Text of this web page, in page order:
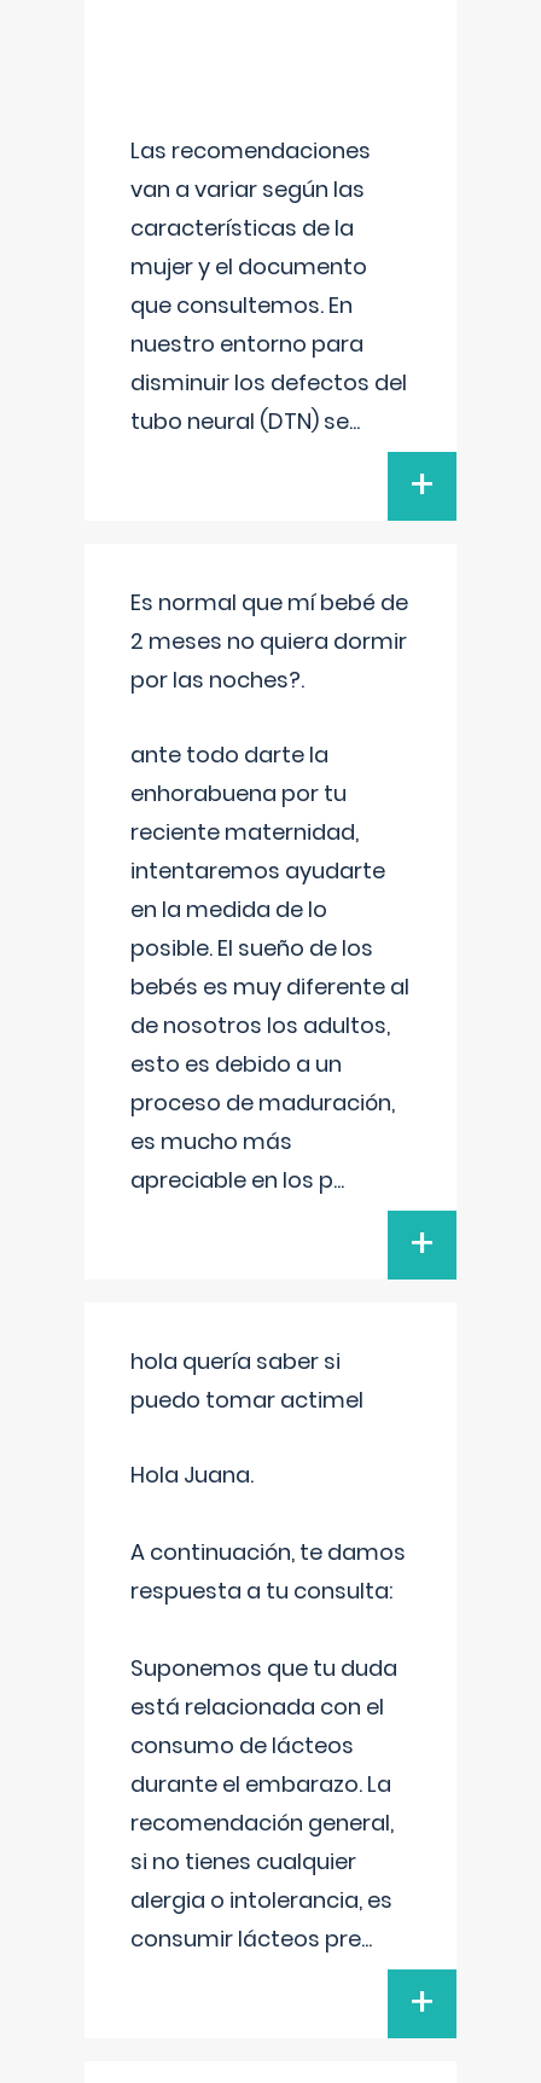
Las recomendaciones
van a variar según las
características de la
mujer y el documento
que consultemos. En
nuestro entorno para
disminuir los defectos del
tubo neural (DTN) se...
+
Es normal que mí bebé de
2 meses no quiera dormir
por las noches?.
ante todo darte la
enhorabuena por tu
reciente maternidad,
intentaremos ayudarte
en la medida de lo
posible. El sueño de los
bebés es muy diferente al
de nosotros los adultos,
esto es debido a un
proceso de maduración,
es mucho más
apreciable en los p...
+
hola quería saber si
puedo tomar actimel
Hola Juana.
A continuación, te damos
respuesta a tu consulta:
Suponemos que tu duda
está relacionada con el
consumo de lácteos
durante el embarazo. La
recomendación general,
si no tienes cualquier
alergia o intolerancia, es
consumir lácteos pre...
+